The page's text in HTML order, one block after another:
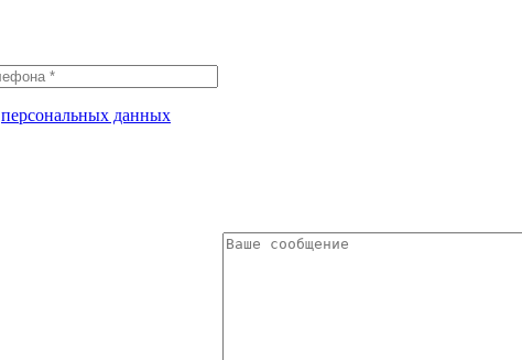
персональных данных